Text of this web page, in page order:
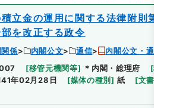
立金の運用に関する法律附則第二項
を改正する政令
係 内閣公文 通信
内閣公文・通信、郵
[移管元機関等] ＊内閣・総理府 [移管等
41年02月28日 [媒体の種別] 紙 [文書番号